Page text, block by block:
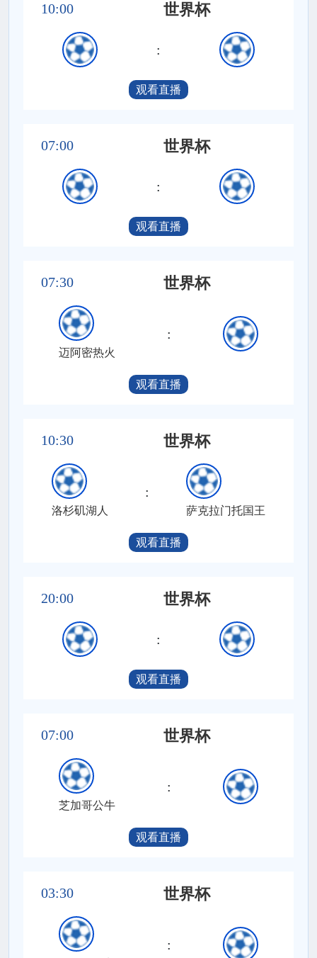
10:00 世界杯
:
观看直播
07:00 世界杯
:
观看直播
07:30 世界杯
迈阿密热火
:
观看直播
10:30 世界杯
洛杉矶湖人
:
萨克拉门托国王
观看直播
20:00 世界杯
:
观看直播
07:00 世界杯
芝加哥公牛
:
观看直播
03:30 世界杯
: